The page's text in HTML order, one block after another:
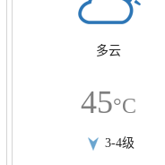
多云
45°C
3-4级